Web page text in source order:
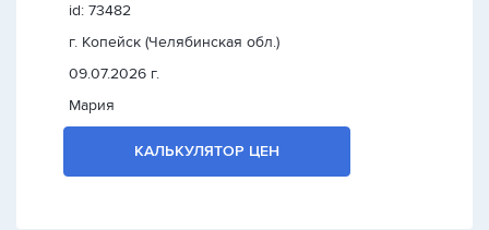
id: 73482
г. Копейск (Челябинская обл.)
09.07.2026 г.
Мария
КАЛЬКУЛЯТОР ЦЕН